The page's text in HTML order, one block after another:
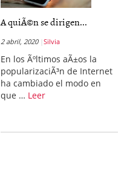
A quiÃ©n se dirigen...
2 abril, 2020 Silvia
En los Ãºltimos aÃ±os la
popularizaciÃ³n de Internet
ha cambiado el modo en
que … Leer